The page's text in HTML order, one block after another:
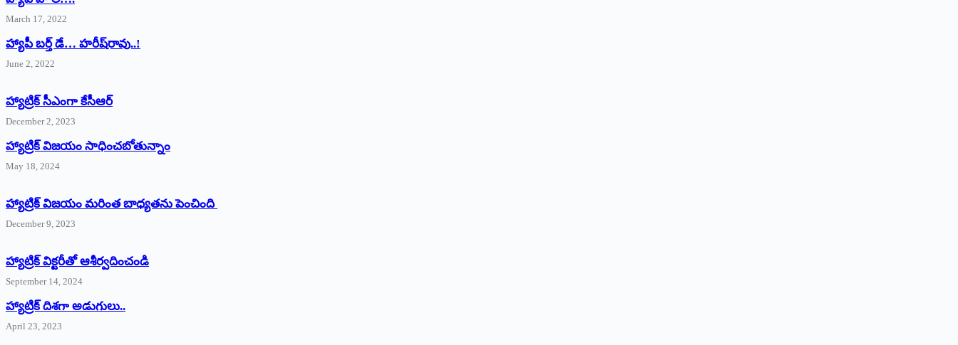
March 17, 2022
హ్యాపీ బర్త్ ‌డే… హరీష్‌రావు..!
June 2, 2022
హ్యాట్రిక్‌ ‌సీఎంగా కేసీఆర్‌
December 2, 2023
హ్యాట్రిక్‌ విజయం సాధించబోతున్నాం
May 18, 2024
హ్యాట్రిక్ విజయం మరింత బాధ్యతను పెంచింది
December 9, 2023
హ్యాట్రిక్‌ ‌విక్టరీతో ఆశీర్వదించండి
September 14, 2024
‌హ్యాట్రిక్‌ ‌దిశగా అడుగులు..
April 23, 2023